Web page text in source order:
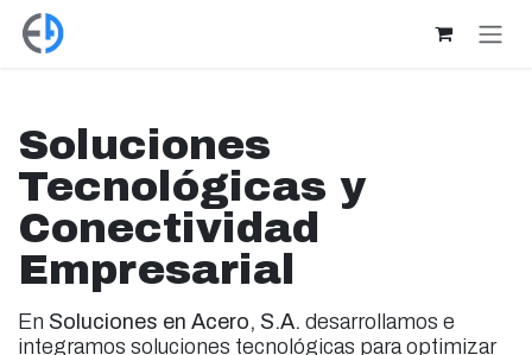
Ir al contenido
Soluciones
Tecnológicas y
Conectividad
Empresarial
En Soluciones en Acero, S.A. desarrollamos e
integramos soluciones tecnológicas para optimizar